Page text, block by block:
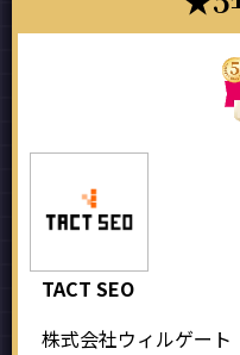
TACT SEO
株式会社ウィルゲート